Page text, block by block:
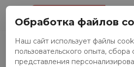
Запчасти к
Обработка файлов
Наш сайт использует файлы
пользовательского опыта, сбора
представления